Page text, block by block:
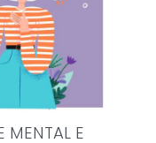
MENTAL E